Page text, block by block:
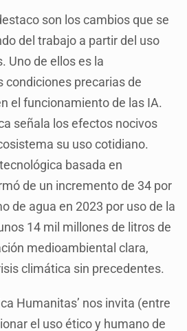
son los cambios que se
del trabajo a partir del uso
Uno de ellos es la
condiciones precarias de
el funcionamiento de las IA.
señala los efectos nocivos
su uso cotidiano.
basada en
de un incremento de 34 por
de agua en 2023 por uso de la
14 mil millones de litros de
medioambiental clara,
climática sin precedentes.
Humanitas’ nos invita (entre
el uso ético y humano de